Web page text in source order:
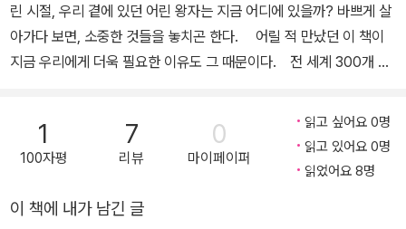
린 시절, 우리 곁에 있던 어린 왕자는 지금 어디에 있을까? 바쁘게 살
아가다 보면, 소중한 것들을 놓치곤 한다. 어릴 적 만났던 이 책이
지금 우리에게 더욱 필요한 이유도 그 때문이다. 전 세계 300개 이
이제 다시, 어린 왕자의 목소리에 귀 기울일 시간이다. 우리는 너
무 바쁘게 살아가고 있진 않을까? 그런 우리를 보며, 어린 왕자는 어
떤 말을 할까? 어린 시절에는 스쳐 지나갔던 문장들이, 이제는 사랑
속 잊고 지낸 가치들을 떠올리게 해주는 이야기, 바로 지금 우리가
1
100자평
7
리뷰
0
마이페이퍼
읽고 싶어요 0명
읽고 있어요 0명
읽었어요 8명
이 책에 내가 남긴 글